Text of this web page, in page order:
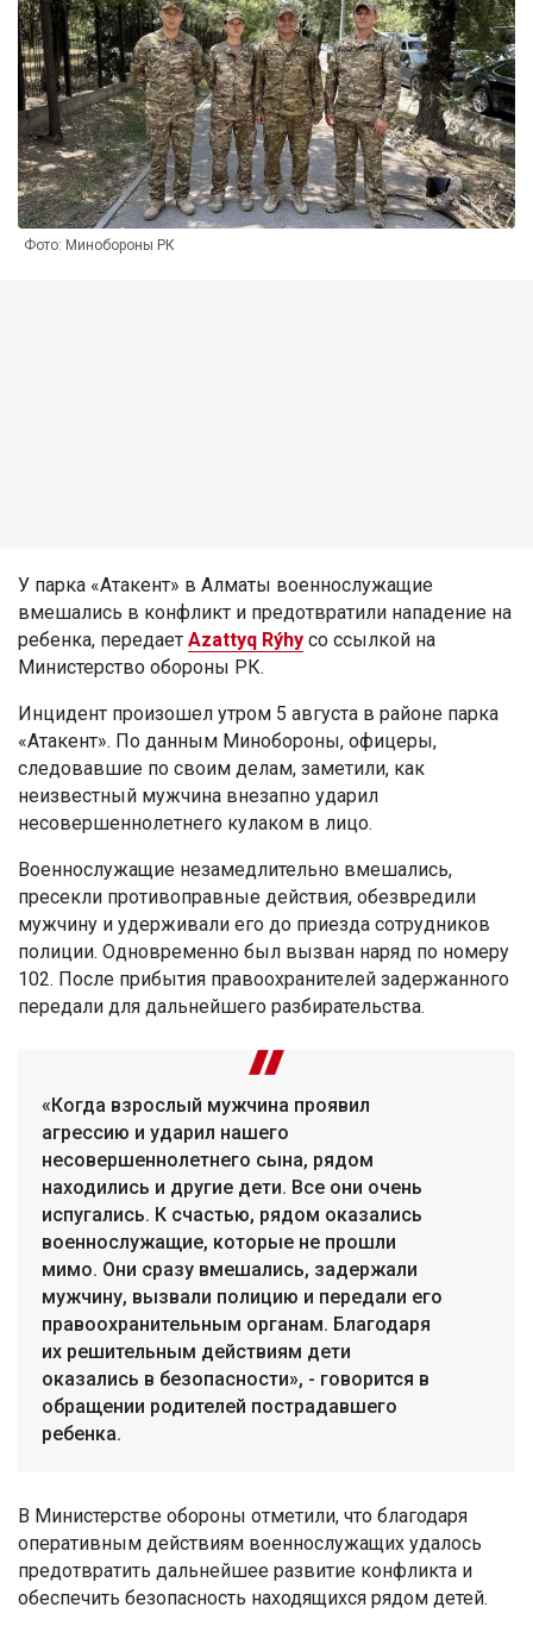
Фото: Минобороны РК
У парка «Атакент» в Алматы военнослужащие
вмешались в конфликт и предотвратили нападение на
ребенка, передает Azattyq Rýhy со ссылкой на
Министерство обороны РК.
Инцидент произошел утром 5 августа в районе парка
«Атакент». По данным Минобороны, офицеры,
следовавшие по своим делам, заметили, как
неизвестный мужчина внезапно ударил
несовершеннолетнего кулаком в лицо.
Военнослужащие незамедлительно вмешались,
пресекли противоправные действия, обезвредили
мужчину и удерживали его до приезда сотрудников
полиции. Одновременно был вызван наряд по номеру
102. После прибытия правоохранителей задержанного
передали для дальнейшего разбирательства.
«Когда взрослый мужчина проявил
агрессию и ударил нашего
несовершеннолетнего сына, рядом
находились и другие дети. Все они очень
испугались. К счастью, рядом оказались
военнослужащие, которые не прошли
мимо. Они сразу вмешались, задержали
мужчину, вызвали полицию и передали его
правоохранительным органам. Благодаря
их решительным действиям дети
оказались в безопасности», - говорится в
обращении родителей пострадавшего
ребенка.
В Министерстве обороны отметили, что благодаря
оперативным действиям военнослужащих удалось
предотвратить дальнейшее развитие конфликта и
обеспечить безопасность находящихся рядом детей.